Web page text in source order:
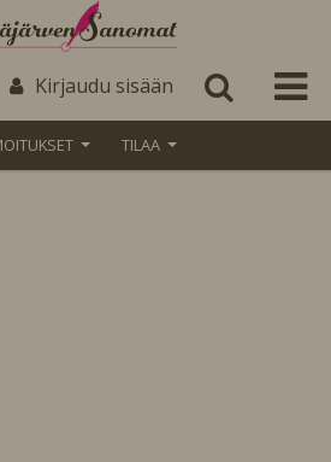
Kirjaudu sisään
TILAA